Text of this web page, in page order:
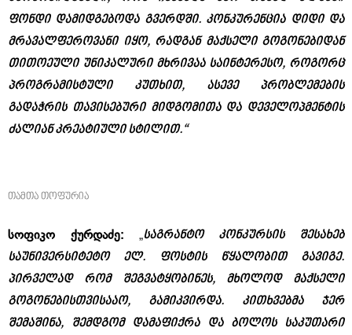
ფონდი დამიდგებოდა გვერდში. კონკურენცია დიდი და
მრავალფეროვანი იყო, რადგან მაქსელი გოგონებიდან
თითოეული უნიკალური მხრივაა საინტერესო, როგორც
პროგრამისტული კუთხით, ასევე პრობლემების
გადაჭრის თავისებური მიდგომითა და დეველოპმენტის
ძალიან კრეატიული სტილით.“
თამთა თოფურია
სოფიკო ქურდაძე: „საგრანტო კონკურსის შესახებ
საუნივერსიტეტო ელ. ფოსტის წყალობით გავიგე.
პირველად რომ შეგვატყობინეს, მხოლოდ მაქსელი
გოგონებისთვისააო, გამიკვირდა. კითხვებმა ჯერ
შემაშინა, შემდგომ დამაფიქრა და ბოლოს საკუთარი